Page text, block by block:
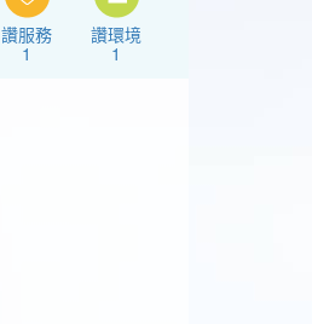
讚服務
1
讚環境
1